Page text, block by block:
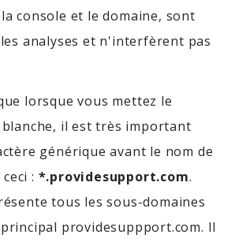
console et le domaine, sont
analyses et n'interfèrent pas
lorsque vous mettez le
il est très important
générique avant le nom de
: *.providesupport.com.
tous les sous-domaines
providesuppport.com. Il